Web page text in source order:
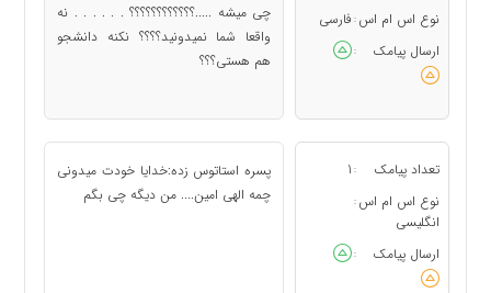
نوع اس ام اس : فارسی
ارسال پیامک
:
چی میشه .....؟؟؟؟؟؟؟؟؟؟؟؟ . . . . . . نه
واقعا شما نمیدونید؟؟؟؟ نکنه دانشجو
هم هستی؟؟؟
تعداد پیامک :
1
نوع اس ام اس :
انگلیسی
ارسال پیامک
:
پسره استاتوس زده:خدایا خودت میدونی
چمه الهی امین.... من دیگه چی بگم